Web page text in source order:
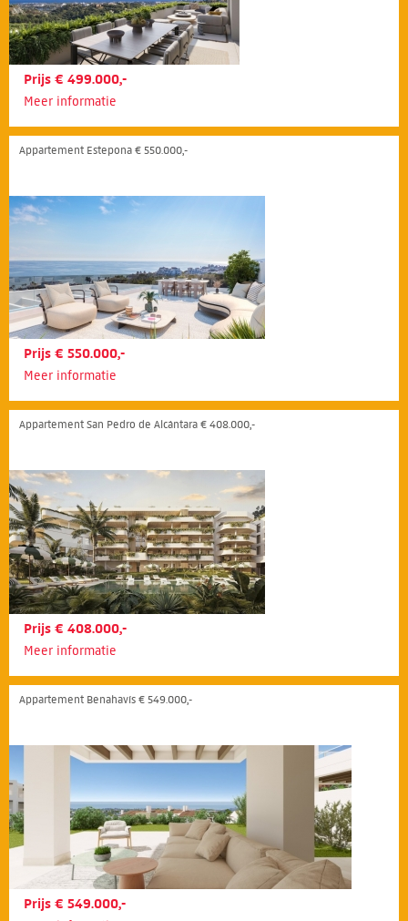
Prijs € 499.000,-
Meer informatie
Appartement Estepona € 550.000,-
Prijs € 550.000,-
Meer informatie
Appartement San Pedro de Alcántara € 408.000,-
Prijs € 408.000,-
Meer informatie
Appartement Benahavís € 549.000,-
Prijs € 549.000,-